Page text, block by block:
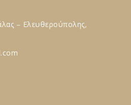
– Ελευθερούπολης,